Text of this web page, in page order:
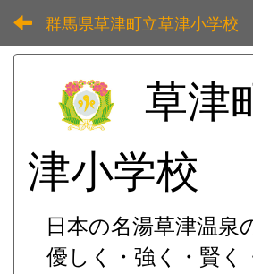
群馬県草津町立草津小学校
草津
津小学校
日本の名湯草津温泉
優しく・強く・賢く